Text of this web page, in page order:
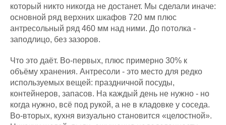
который никто никогда не достанет. Мы сделали иначе:
основной ряд верхних шкафов 720 мм плюс
антресольный ряд 460 мм над ними. До потолка -
заподлицо, без зазоров.
Что это даёт. Во-первых, плюс примерно 30% к
объёму хранения. Антресоли - это место для редко
используемых вещей: праздничной посуды,
контейнеров, запасов. На каждый день не нужно - но
когда нужно, всё под рукой, а не в кладовке у соседа.
Во-вторых, кухня визуально становится «целостной».